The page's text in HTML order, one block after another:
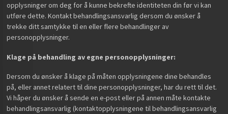
opplysninger om deg for å kunne bekrefte identiteten din før vi kan
utføre dette. Kontakt behandlingsansvarlig dersom du ønsker å
trekke ditt samtykke til en eller flere behandlinger av
personopplysninger.
Klage på behandling av egne personopplysninger:
Dersom du ønsker å klage på måten opplysningene dine behandles
på, eller annet relatert til dine personopplysninger, har du rett til det.
Vi håper du ønsker å sende en e-post eller på annen måte kontakte
behandlingsansvarlig (kontaktopplysningene til behandlingsansvarlig